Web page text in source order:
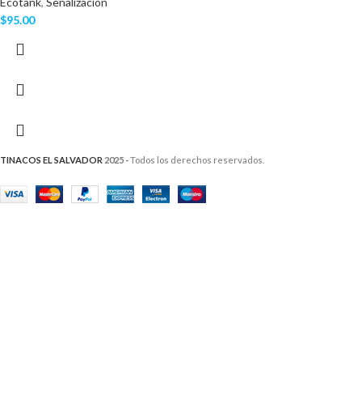
$95.00
TINACOS EL SALVADOR 2025 -Todos los derechos reservados.